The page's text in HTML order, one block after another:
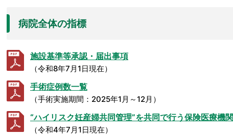
病院全体の指標
施設基準等承認・届出事項
（令和8年7月1日現在）
手術症例数一覧
（手術実施期間：2025年1月～12月）
“ハイリスク妊産婦共同管理”を共同で行う保険医療機関
（令和4年7月1日現在）